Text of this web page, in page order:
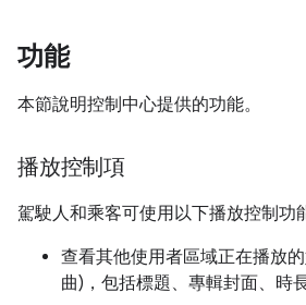
功能
本節說明控制中心提供的功能。
播放控制項
駕駛人和乘客可使用以下播放控制功
查看其他使用者區域正在播放
曲)，包括標題、專輯封面、時